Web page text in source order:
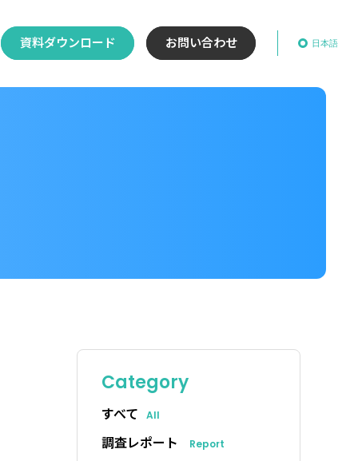
資料ダウンロード お問い合わせ
Category
すべて All
調査レポート Report
日本語